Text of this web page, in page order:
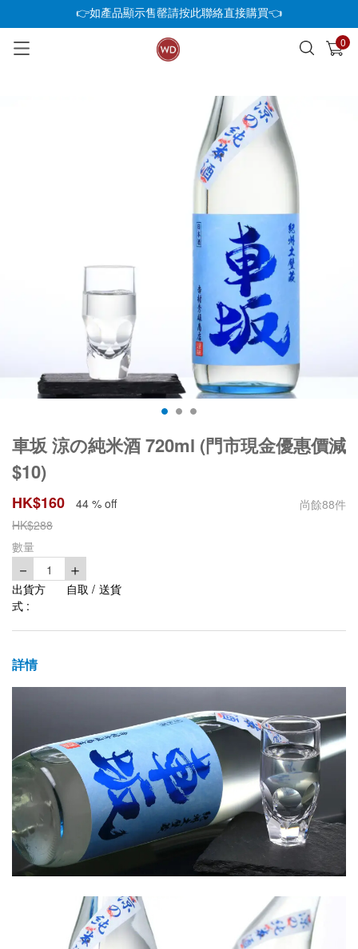
👉如產品顯示售罄請按此聯絡直接購買👈
0
已加入購物車 查看
車坂 涼の純米酒 720ml (門市現金優惠價減
$10)
HK$160 44 % off 尚餘88件
HK$288
數量
－ 1 ＋
出貨方
式 :
自取 / 送貨
詳情